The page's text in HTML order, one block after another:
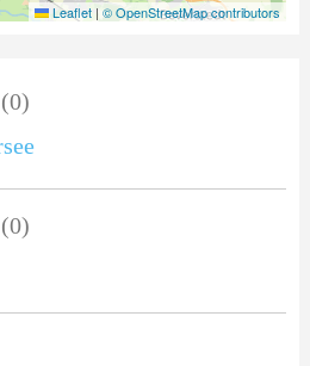
Leaflet | © OpenStreetMap contributors
(0)
(0)